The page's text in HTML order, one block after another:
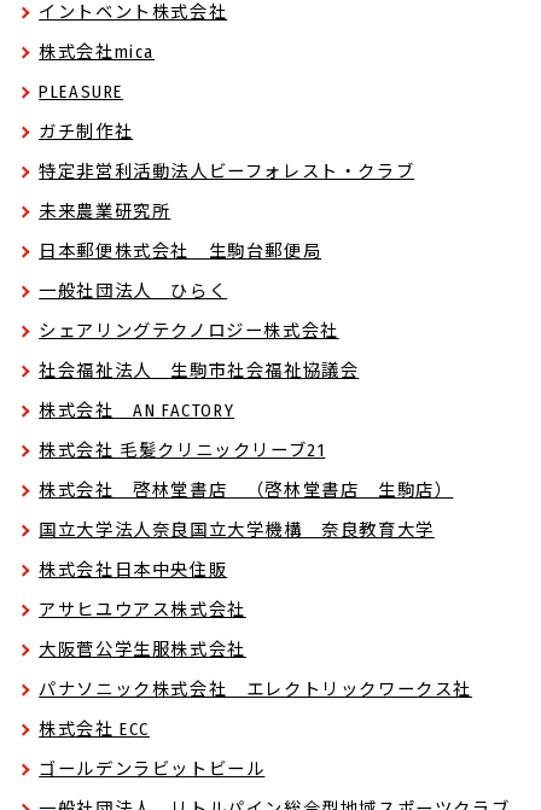
イントベント株式会社
株式会社mica
PLEASURE
ガチ制作社
特定非営利活動法人ビーフォレスト・クラブ
未来農業研究所
日本郵便株式会社 生駒台郵便局
一般社団法人 ひらく
シェアリングテクノロジー株式会社
社会福祉法人 生駒市社会福祉協議会
株式会社 AN FACTORY
株式会社 毛髪クリニックリーブ21
株式会社 啓林堂書店 （啓林堂書店 生駒店）
国立大学法人奈良国立大学機構 奈良教育大学
株式会社日本中央住販
アサヒユウアス株式会社
大阪菅公学生服株式会社
パナソニック株式会社 エレクトリックワークス社
株式会社 ECC
ゴールデンラビットビール